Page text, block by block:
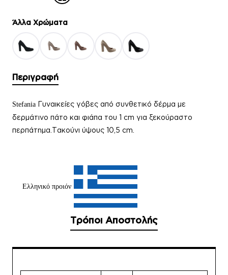
Άλλα Xρώματα
Περιγραφή
Stefania Γυναικείες γόβες από συνθετικό δέρμα με
δερμάτινο πάτο και φιάπα του 1 cm για ξεκούραστο
περπάτημα.Τακούνι ύψους 10,5 cm.
Ελληνικό προιόν
Τρόποι Αποστολής